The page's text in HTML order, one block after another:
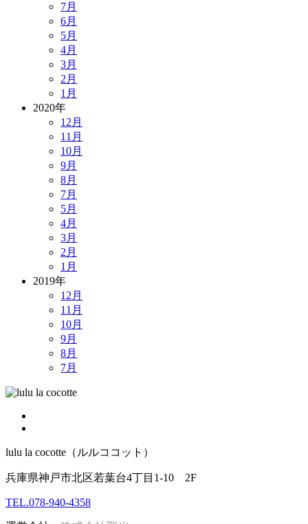
7月
6月
5月
4月
3月
2月
1月
2020年
12月
11月
10月
9月
8月
7月
5月
4月
3月
2月
1月
2019年
12月
11月
10月
9月
8月
7月
lulu la cocotte（ルルココット）
兵庫県神戸市北区若葉台4丁目1-10 2F
TEL.078-940-4358